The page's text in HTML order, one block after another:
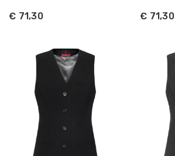
€ 71,30 € 71,30